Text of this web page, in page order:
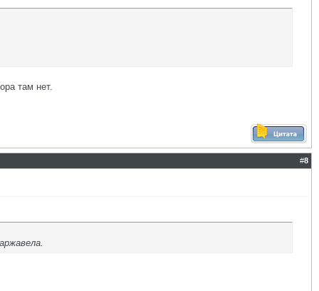
там нет.
#8